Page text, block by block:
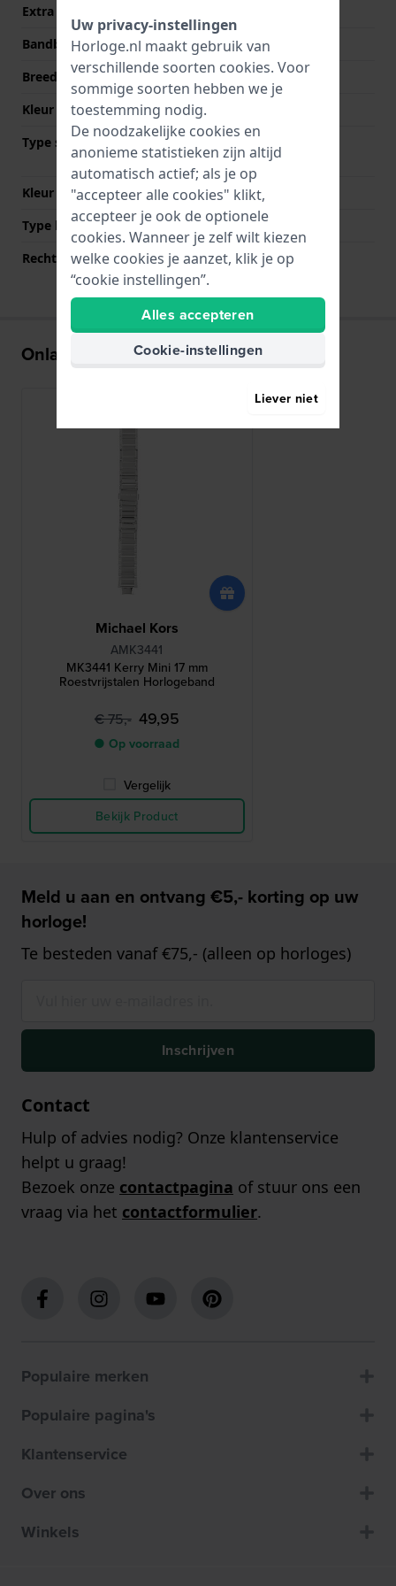
Extra info
Bandbreedte
17 mm
Breedte bandaanzet
12 mm
Kleur Band
Zilver
Type sluiting
Vouwsluiting met
drukknoppen
Kleur sluiting
Zilver
Type bevestiging
Bandpennen
Rechte bandaanzet
Nee
Onlangs bekeken
Michael Kors
AMK3441
MK3441 Kerry Mini 17 mm
Roestvrijstalen Horlogeband
€ 75,- 49,95
● Op voorraad
Vergelijk
Bekijk Product
Meld u aan en ontvang €5,- korting op uw
horloge!
Te besteden vanaf €75,- (alleen op horloges)
Inschrijven
Contact
Hulp of advies nodig? Onze klantenservice
helpt u graag!
Bezoek onze contactpagina of stuur ons een
vraag via het contactformulier.
Populaire merken
Populaire pagina's
Klantenservice
Over ons
Winkels
Uw privacy-instellingen
Horloge.nl maakt gebruik van
verschillende soorten cookies. Voor
sommige soorten hebben we je
toestemming nodig.
De noodzakelijke cookies en
anonieme statistieken zijn altijd
automatisch actief; als je op
"accepteer alle cookies" klikt,
accepteer je ook de optionele
cookies. Wanneer je zelf wilt kiezen
welke cookies je aanzet, klik je op
“cookie instellingen”.
Alles accepteren
Cookie-instellingen
Liever niet